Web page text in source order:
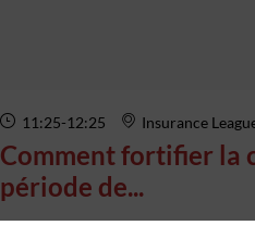
11:25-12:25 Insurance
Comment fortifier la
période de...